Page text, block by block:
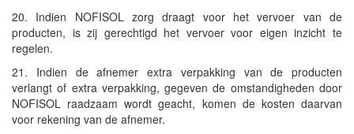
20. Indien NOFISOL zorg draagt voor het vervoer van de
producten, is zij gerechtigd het vervoer voor eigen inzicht te
regelen.
21. Indien de afnemer extra verpakking van de producten
verlangt of extra verpakking, gegeven de omstandigheden door
NOFISOL raadzaam wordt geacht, komen de kosten daarvan
voor rekening van de afnemer.